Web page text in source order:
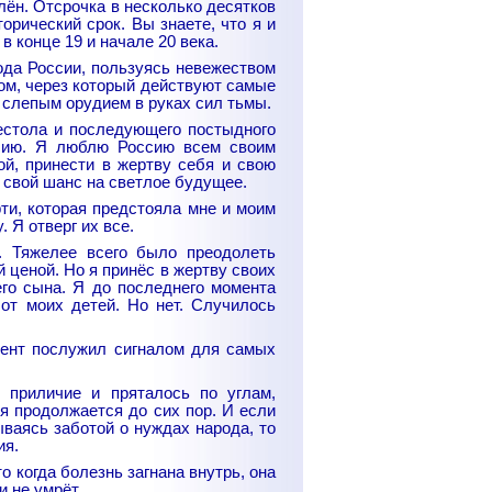
Отсрочка в несколько десятков
срок. Вы знаете, что я и
конце 19 и начале 20 века.
России, пользуясь невежеством
через который действуют самые
орудием в руках сил тьмы.
и последующего постыдного
Я люблю Россию всем своим
принести в жертву себя и свою
шанс на светлое будущее.
которая предстояла мне и моим
Я отверг их все.
Тяжелее всего было преодолеть
ценой. Но я принёс в жертву своих
сына. Я до последнего момента
моих детей. Но нет. Случилось
послужил сигналом для самых
и пряталось по углам,
продолжается до сих пор. И если
заботой о нуждах народа, то
болезнь загнана внутрь, она